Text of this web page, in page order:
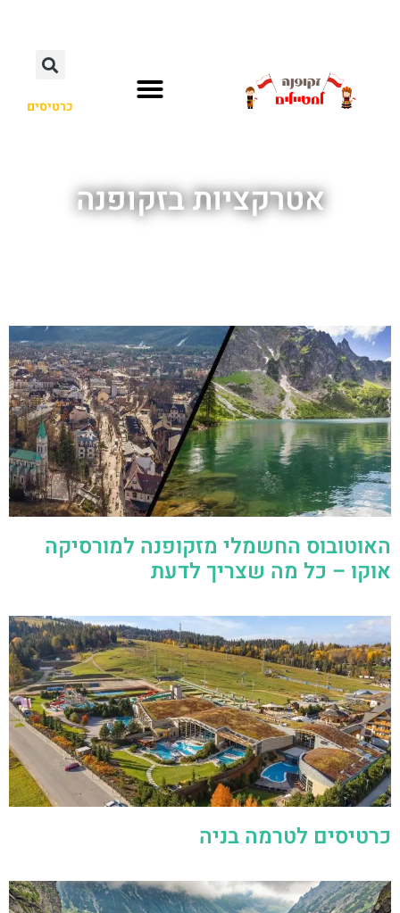
כרטיסים
האוטובוס החשמלי מזקופנה למורסיקה
אוקו – כל מה שצריך לדעת
כרטיסים לטרמה בניה